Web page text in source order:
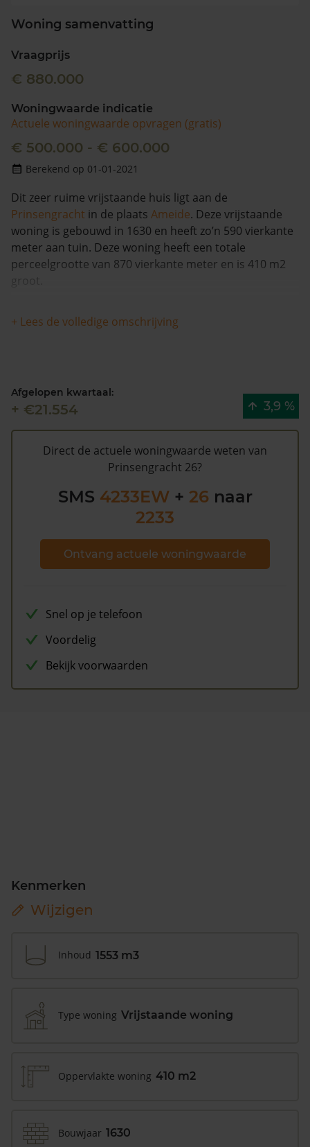
Woning samenvatting
Vraagprijs
€ 880.000
Woningwaarde indicatie
Actuele woningwaarde opvragen (gratis)
€ 500.000 - € 600.000
Berekend op 01-01-2021
Dit zeer ruime vrijstaande huis ligt aan de
Prinsengracht in de plaats Ameide. Deze vrijstaande
woning is gebouwd in 1630 en heeft zo’n 590 vierkante
meter aan tuin. Deze woning heeft een totale
perceelgrootte van 870 vierkante meter en is 410 m2
groot.
Dit huis is in 2006 voor het laatst van eigenaar
veranderd en is in de afgelopen 12 maanden meer dan
De gemeentelijke WOZ waarde van Prinsengracht 26 is
€539.000 (2020). Volgens Kadasterdata is de kans laag
dat deze waarde te hoog is en dat er bespaard zou
kunnen worden op de gemeentelijke belastingen. Met
gratis WOZ alarmbent u elk jaar op de hoogte van
hiergratis in.
+ Lees de volledige omschrijving
Afgelopen kwartaal:
+ €21.554 3,9 %
Direct de actuele woningwaarde weten van
Prinsengracht 26?
SMS 4233EW+ 26 naar
2233
Ontvang actuele woningwaarde
Snel op je telefoon
Voordelig
Bekijk voorwaarden
Kenmerken
Wijzigen
Inhoud 1553 m3
Type woning Vrijstaande woning
Oppervlakte woning 410 m2
Bouwjaar 1630